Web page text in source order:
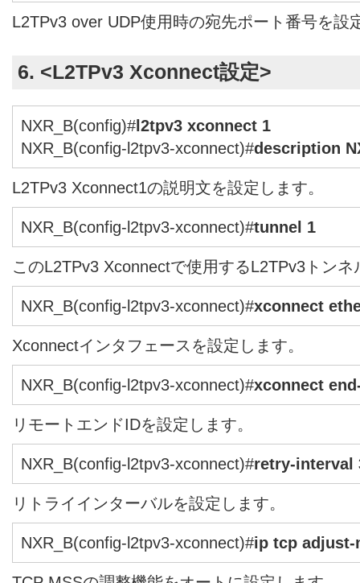
L2TPv3 over UDP使用時の宛先ポート番号を設
6. <L2TPv3 Xconnect設定>
NXR_B(config)#l2tpv3 xconnect 1
NXR_B(config-l2tpv3-xconnect)#description
L2TPv3 Xconnect1の説明文を設定します。
NXR_B(config-l2tpv3-xconnect)#tunnel 1
このL2TPv3 Xconnectで使用するL2TPv3トン
NXR_B(config-l2tpv3-xconnect)#xconnect
Xconnectインタフェースを設定します。
NXR_B(config-l2tpv3-xconnect)#xconnect
リモートエンドIDを設定します。
NXR_B(config-l2tpv3-xconnect)#retry-interval
リトライインターバルを設定します。
NXR_B(config-l2tpv3-xconnect)#ip tcp adjust-